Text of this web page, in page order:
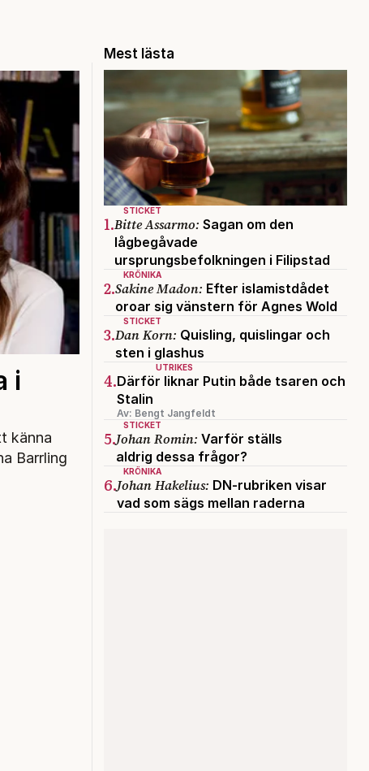
i
känna
Barrling
Mest lästa
STICKET
1.Bitte Assarmo: Sagan om den
lågbegåvade
ursprungsbefolkningen i Filipstad
KRÖNIKA
2.Sakine Madon: Efter islamistdådet
oroar sig vänstern för Agnes Wold
STICKET
3.Dan Korn: Quisling, quislingar och
sten i glashus
UTRIKES
4.Därför liknar Putin både tsaren och
Stalin
Av: Bengt Jangfeldt
STICKET
5.Johan Romin: Varför ställs
aldrig dessa frågor?
KRÖNIKA
6.Johan Hakelius: DN-rubriken visar
vad som sägs mellan raderna